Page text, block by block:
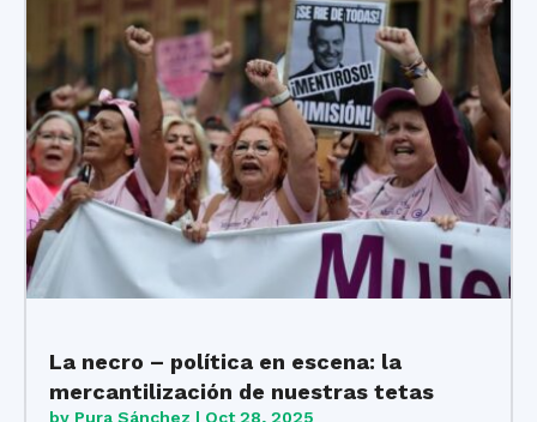
La necro – política en escena: la
mercantilización de nuestras tetas
by Pura Sánchez | Oct 28, 2025